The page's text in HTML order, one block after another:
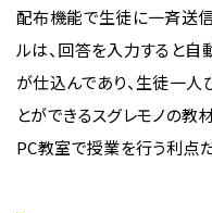
配布機能で生徒に一斉送
ルは、回答を入力すると自
が仕込んであり、生徒一
とができるスグレモノの教
PC教室で授業を行う利点